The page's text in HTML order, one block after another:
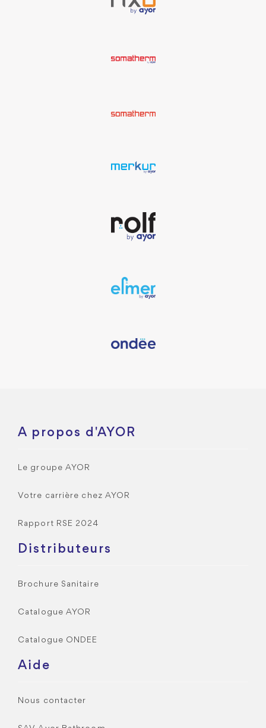
A propos d'AYOR
Le groupe AYOR
Votre carrière chez AYOR
Rapport RSE 2024
Distributeurs
Brochure Sanitaire
Catalogue AYOR
Catalogue ONDEE
Aide
Nous contacter